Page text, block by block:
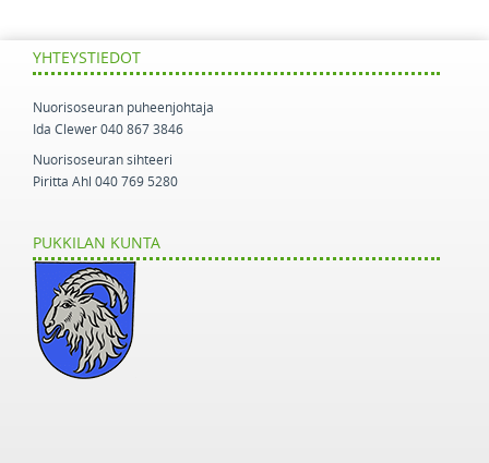
YHTEYSTIEDOT
Nuorisoseuran puheenjohtaja
Ida Clewer 040 867 3846
Nuorisoseuran sihteeri
Piritta Ahl 040 769 5280
PUKKILAN KUNTA